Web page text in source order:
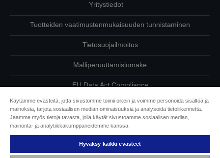
Yritystiedot
Tuotteiden vaatimustenmukaisuuden tunnistaminen
Tietosuojailmoitus
Malliperuuttamislomake
EU Data Act Compliance
Ota meihin yhteyttä omista tiedoistasi
Tietoa evästeistä
Epson on sitoutunut saavutettavuuteen
Käytämme evästeitä, jotta sivustomme toimii oikein ja voimme personoida sisältöä ja
mainoksia, tarjota sosiaalisen median ominaisuuksia ja analysoida tietoliikennettä.
Jaamme myös tietoja tavasta, jolla käytät sivustoamme sosiaalisen median,
mainonta- ja analytiikkakumppaneidemme kanssa.
Hyväksy kaikki evästeet